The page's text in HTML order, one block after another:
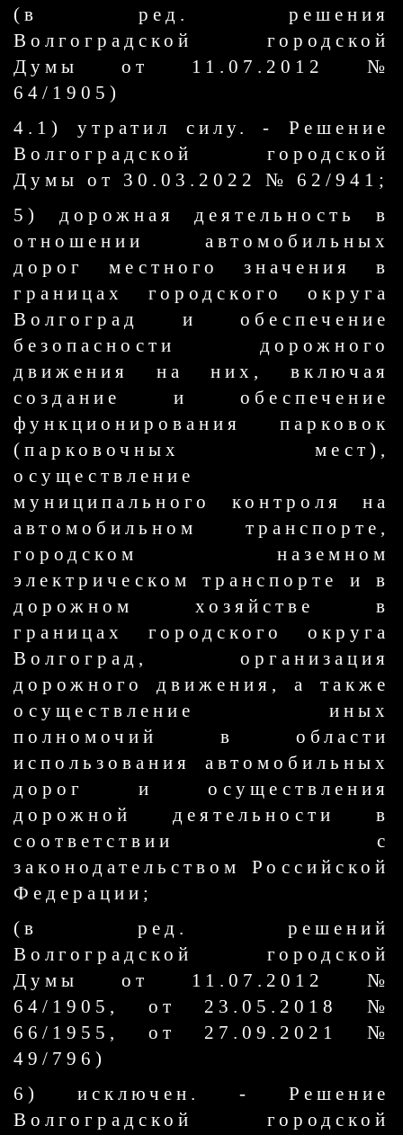
(в ред. решения
Волгоградской городской
Думы от 11.07.2012 №
64/1905)
4.1) утратил силу. - Решение
Волгоградской городской
Думы от 30.03.2022 № 62/941;
5) дорожная деятельность в
отношении автомобильных
дорог местного значения в
границах городского округа
Волгоград и обеспечение
безопасности дорожного
движения на них, включая
создание и обеспечение
функционирования парковок
(парковочных мест),
осуществление
муниципального контроля на
автомобильном транспорте,
городском наземном
электрическом транспорте и в
дорожном хозяйстве в
границах городского округа
Волгоград, организация
дорожного движения, а также
осуществление иных
полномочий в области
использования автомобильных
дорог и осуществления
дорожной деятельности в
соответствии с
законодательством Российской
Федерации;
(в ред. решений
Волгоградской городской
Думы от 11.07.2012 №
64/1905, от 23.05.2018 №
66/1955, от 27.09.2021 №
49/796)
6) исключен. - Решение
Волгоградской городской